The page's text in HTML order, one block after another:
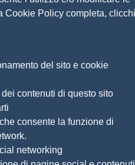
DELLA
Cookie Policy completa, clicchi
del sito e cookie
contenuti di questo sito
consente la funzione di
networking